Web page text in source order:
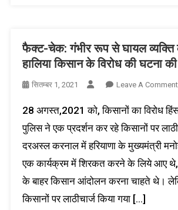
फैक्ट-चेक: गंभीर रूप से घायल व्यक्ति
हालिया किसान के विरोध की घटना
सितम्बर 1, 2021 Leave A Comment
28 अगस्त,2021 को, किसानों का विरोध
पुलिस ने एक प्रदर्शन कर रहे किसानों पर
दरअस्ल करनाल में हरियाणा के मुख्यमंत्री
एक कार्यक्रम में शिरकत करने के लिये आए
के बाहर किसान आंदोलन करना चाहते थे।
किसानों पर लाठीचार्ज किया गया […]